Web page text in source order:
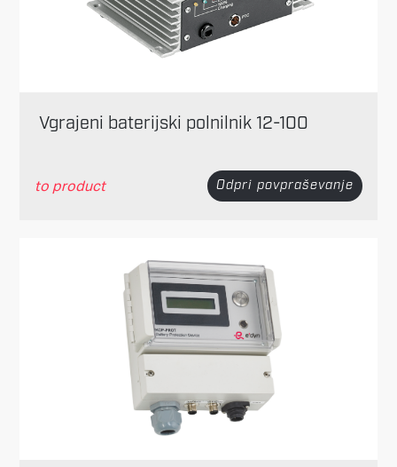
Vgrajeni baterijski polnilnik 12-100
to product Odpri povpraševanje